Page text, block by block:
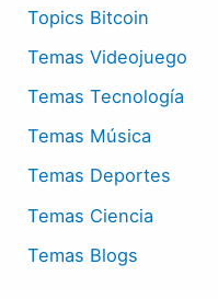
Topics Bitcoin
Temas Videojuego
Temas Tecnología
Temas Música
Temas Deportes
Temas Ciencia
Temas Blogs